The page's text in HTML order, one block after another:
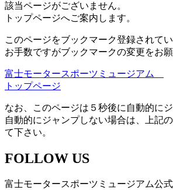
該当ページがございません。
トップページへご案内します。
このページをブックマーク登録されてい
お手数ですがブックマークの変更をお願
富士モータースポーツミュージアム
トップページ
なお、このページは５秒後に自動的にジ
自動的にジャンプしない場合は、上記
て下さい。
FOLLOW US
富士モータースポーツミュージアム公